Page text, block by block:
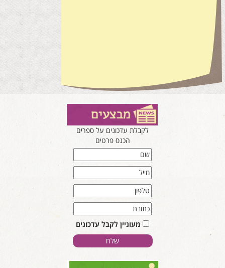
לקבלת עדכונים על ספרים
הכנס פרטים
מעוניין לקבל עדכונים